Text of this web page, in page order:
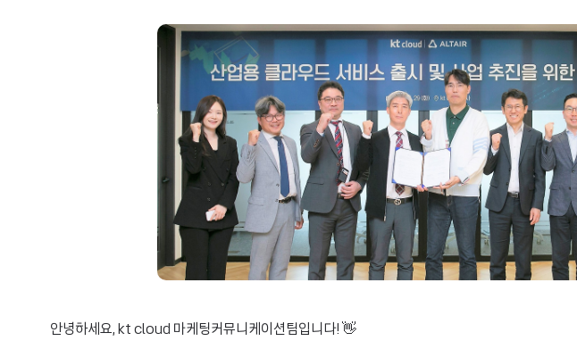
안녕하세요, kt cloud 마케팅커뮤니케이션팀입니다! 👋